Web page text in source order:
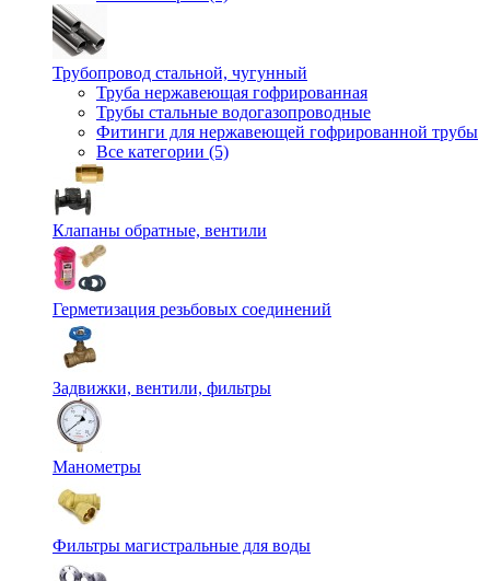
Трубопровод стальной, чугунный
Труба нержавеющая гофрированная
Трубы стальные водогазопроводные
Фитинги для нержавеющей гофрированной трубы
Все категории (5)
Клапаны обратные, вентили
Герметизация резьбовых соединений
Задвижки, вентили, фильтры
Манометры
Фильтры магистральные для воды